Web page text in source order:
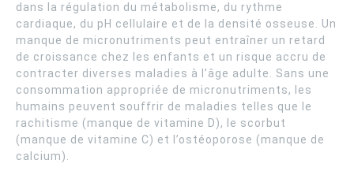
dans la régulation du métabolisme, du rythme
cardiaque, du pH cellulaire et de la densité osseuse. Un
manque de micronutriments peut entraîner un retard
de croissance chez les enfants et un risque accru de
contracter diverses maladies à l’âge adulte. Sans une
consommation appropriée de micronutriments, les
humains peuvent souffrir de maladies telles que le
rachitisme (manque de vitamine D), le scorbut
(manque de vitamine C) et l’ostéoporose (manque de
calcium).